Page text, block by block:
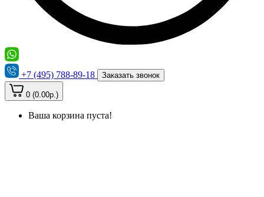
+7 (495) 788-89-18 Заказать звонок
0 (0.00р.)
Ваша корзина пуста!